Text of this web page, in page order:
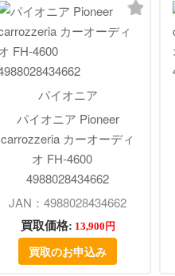
パイオニア
パイオニア Pioneer
carrozzeria カーオーディ
オ FH-4600
4988028434662
JAN：4988028434662
買取価格: 13,900円
買取のお申込み